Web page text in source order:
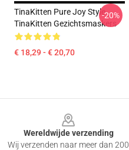
TinaKitten Pure Joy Style
TinaKitten Gezichtsmaskers
€ 18,29 - € 20,70
-20%
Wereldwijde verzending
Wij verzenden naar meer dan 200